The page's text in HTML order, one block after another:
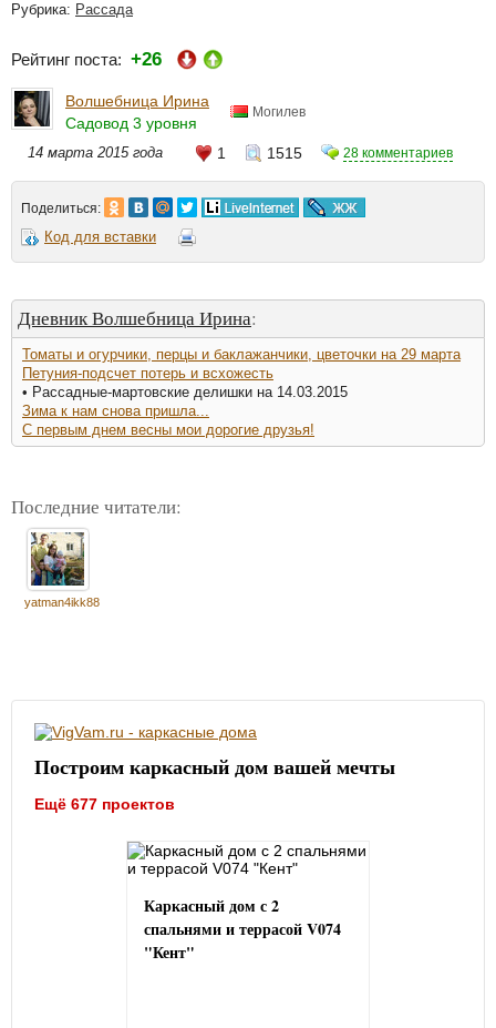
Рубрика: Рассада
Рейтинг поста: +26
Волшебница Ирина
Садовод 3 уровня
Могилев
14 марта 2015 года 1 1515 28 комментариев
Поделиться:
Код для вставки
Дневник Волшебница Ирина:
Томаты и огурчики, перцы и баклажанчики, цветочки на 29 марта
Петуния-подсчет потерь и всхожесть
• Рассадные-мартовские делишки на 14.03.2015
Зима к нам снова пришла...
С первым днем весны мои дорогие друзья!
Последние читатели:
yatman4ikk88
Построим каркасный дом вашей мечты
Ещё 677 проектов
Каркасный дом с 2
спальнями и террасой V074
"Кент"